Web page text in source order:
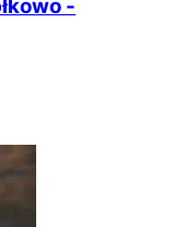
-